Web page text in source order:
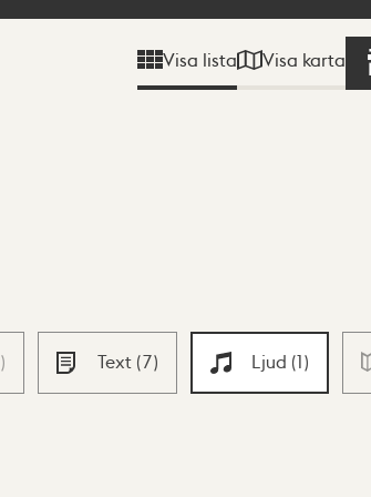
Visa lista Visa karta
) Text (7) Ljud (1)